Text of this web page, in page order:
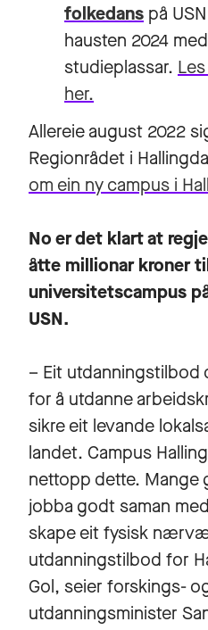
folkedans på
hausten 2024
studieplassar.
her.
Allereie august 2022
Regionrådet i
om ein ny campus i
No er det klart at
åtte millionar kroner
universitetscampus
USN.
– Eit utdanningstilbod
for å utdanne
sikre eit levande
landet. Campus
nettopp dette. Mange
jobba godt saman
skape eit fysisk
utdanningstilbod for
Gol, seier forskings-
utdanningsminister